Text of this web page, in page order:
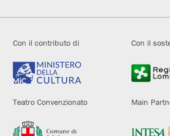
Con il contributo di Con il
Teatro Convenzionato Main